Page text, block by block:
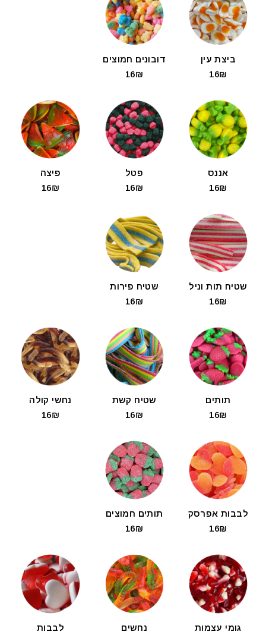
ביצת עין
16₪
דובונים חמוצים
16₪
אננס
16₪
פטל
16₪
פיצה
16₪
שטיח תות וניל
16₪
שטיח פירות
16₪
תותים
16₪
שטיח קשת
16₪
נחשי קולה
16₪
לבבות אפרסק
16₪
תותים חמוצים
16₪
גומי עצמות
נחשים
לבבות